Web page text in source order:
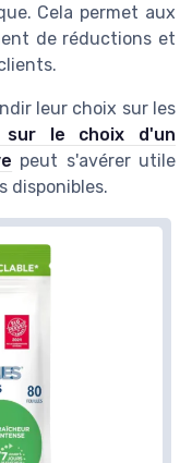
Cela permet aux
de réductions et
leur choix sur les
sur le choix d'un
peut s'avérer utile
disponibles.